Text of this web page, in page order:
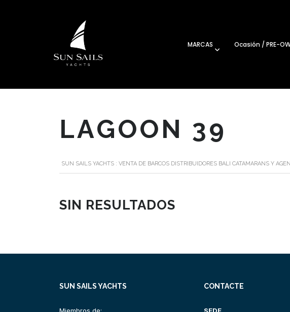
MARCAS Ocasión / PRE-
LAGOON 39
SUN SAILS YACHTS : VENTA DE BARCOS DISTRIBUIDORES BALI CATAMARANS Y
SIN RESULTADOS
SUN SAILS YACHTS CONTACTE